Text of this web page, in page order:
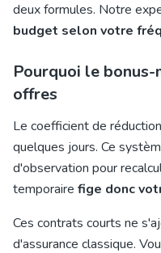
deux formules. Notre
budget selon votre
Pourquoi le
offres
Le coefficient de
quelques jours. Ce
d'observation pour
temporaire fige donc
Ces contrats courts ne
d'assurance classique.